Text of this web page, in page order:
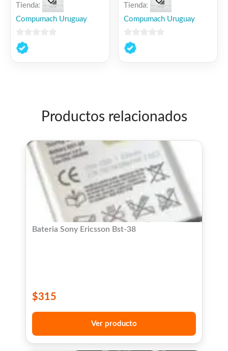
Tienda:
Compumach Uruguay
0
de
Tienda:
Compumach Uruguay
0
de
Productos relacionados
Bateria Sony Ericsson Bst-38
$315
Ver producto